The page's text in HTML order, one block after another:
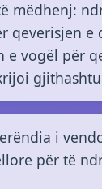
mëdhenj:
qeverisjen e
e vogël për
i
për të